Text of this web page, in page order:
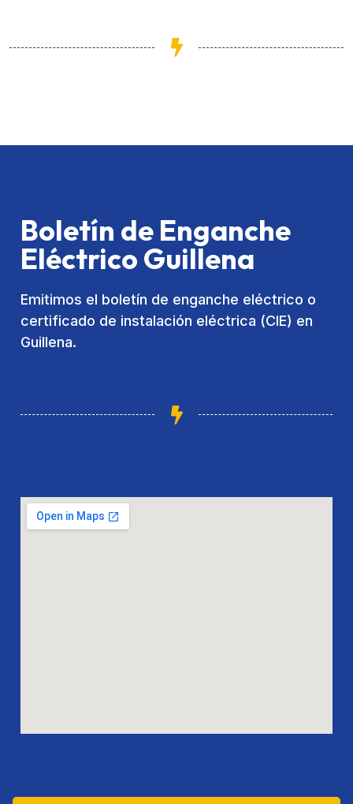
Boletín de Enganche
Eléctrico Guillena
Emitimos el boletín de enganche eléctrico o
certificado de instalación eléctrica (CIE) en
Guillena.